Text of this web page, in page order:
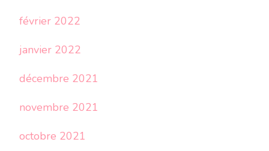
février 2022
janvier 2022
décembre 2021
novembre 2021
octobre 2021